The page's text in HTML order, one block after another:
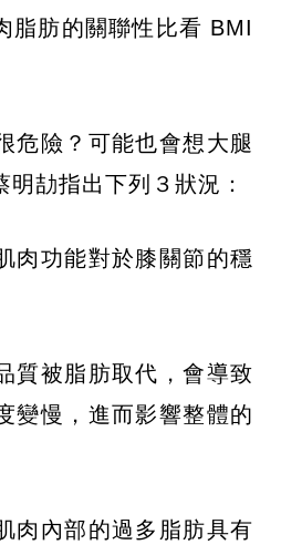
脂肪的關聯性比看 BMI
危險？可能也會想大腿
劼指出下列３狀況：
肉功能對於膝關節的穩
質被脂肪取代，會導致
變慢，進而影響整體的
肉內部的過多脂肪具有